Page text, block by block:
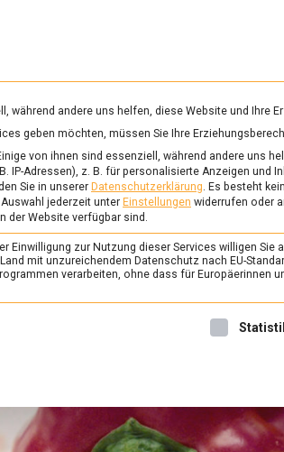
andere uns helfen, diese Website und Ihre
geben möchten, müssen Sie Ihre
von ihnen sind essenziell, während andere uns
IP-Adressen), z. B. für personalisierte Anzeigen und
Sie in unserer Datenschutzerklärung. Es besteht
jederzeit unter Einstellungen widerrufen oder
der Website verfügbar sind.
Einwilligung zur Nutzung dieser Services willigen Sie
mit unzureichendem Datenschutz nach EU-
verarbeiten, ohne dass für Europäerinnen
erteilt werden kann. Die erste